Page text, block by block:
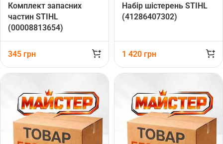
Комплект запасних
частин STIHL
(00008813654)
345 грн
Набір шістерень STIHL
(41286407302)
1 420 грн